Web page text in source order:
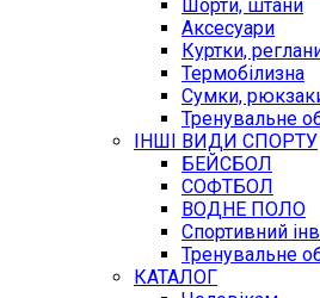
Шорти, штани
Аксесуари
Куртки,
Термобілизна
Сумки,
Тренувальне
ІНШІ ВИДИ СПОРТУ
БЕЙСБОЛ
СОФТБОЛ
ВОДНЕ ПОЛО
Спортивний
Тренувальне
КАТАЛОГ